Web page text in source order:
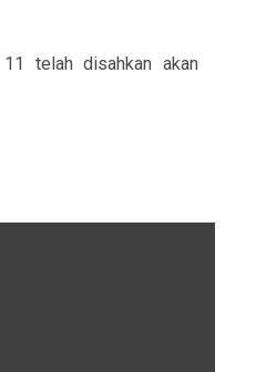
telah disahkan akan